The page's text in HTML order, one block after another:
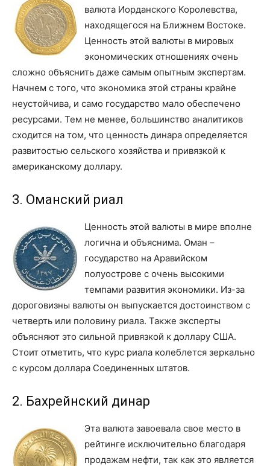
валюта Иорданского Королевства,
находящегося на Ближнем Востоке.
Ценность этой валюты в мировых
экономических отношениях очень
сложно объяснить даже самым опытным экспертам.
Начнем с того, что экономика этой страны крайне
неустойчива, и само государство мало обеспечено
ресурсами. Тем не менее, большинство аналитиков
сходится на том, что ценность динара определяется
развитостью сельского хозяйства и привязкой к
американскому доллару.
3. Оманский риал
Ценность этой валюты в мире вполне
логична и объяснима. Оман –
государство на Аравийском
полуострове с очень высокими
темпами развития экономики. Из-за
дороговизны валюты он выпускается достоинством с
четверть или половину риала. Также эксперты
объясняют это сильной привязкой к доллару США.
Стоит отметить, что курс риала колеблется зеркально
с курсом доллара Соединенных штатов.
2. Бахрейнский динар
Эта валюта завоевала свое место в
рейтинге исключительно благодаря
продажам нефти, так как это является